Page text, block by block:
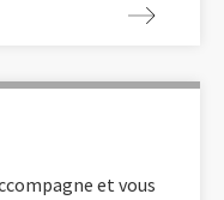
et vous